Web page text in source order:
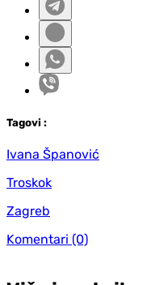
Tagovi :
Ivana Španović
Troskok
Zagreb
Komentari (0)